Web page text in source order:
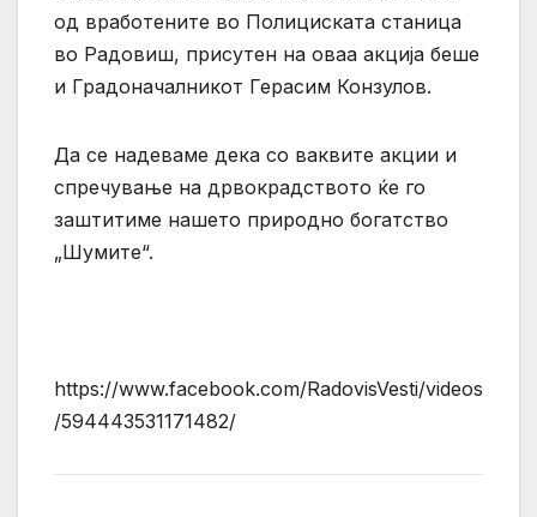
од вработените во Полициската станица
во Радовиш, присутен на оваа акција беше
и Градоначалникот Герасим Конзулов.
Да се надеваме дека со ваквите акции и
спречување на дрвокрадството ќе го
заштитиме нашето природно богатство
„Шумите“.
https://www.facebook.com/RadovisVesti/videos
/594443531171482/